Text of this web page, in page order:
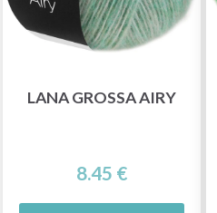
LANA GROSSA AIRY
8.45 €